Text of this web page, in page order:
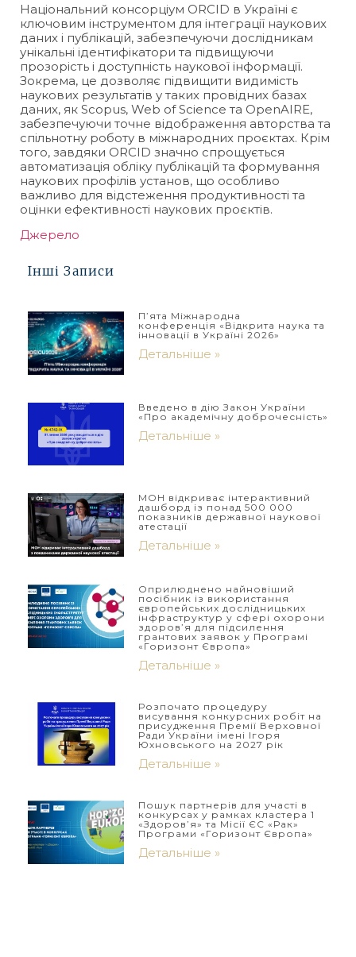
Національний консорціум ORCID в Україні є
ключовим інструментом для інтеграції наукових
даних і публікацій, забезпечуючи дослідникам
унікальні ідентифікатори та підвищуючи
прозорість і доступність наукової інформації.
Зокрема, це дозволяє підвищити видимість
наукових результатів у таких провідних базах
даних, як Scopus, Web of Science та OpenAIRE,
забезпечуючи точне відображення авторства та
спільнотну роботу в міжнародних проєктах. Крім
того, завдяки ORCID значно спрощується
автоматизація обліку публікацій та формування
наукових профілів установ, що особливо
важливо для відстеження продуктивності та
оцінки ефективності наукових проєктів.
Джерело
Інші Записи
П’ята Міжнародна
конференція «Відкрита наука та
інновації в Україні 2026»
Детальніше »
Введено в дію Закон України
«Про академічну доброчесність»
Детальніше »
МОН відкриває інтерактивний
дашборд із понад 500 000
показників державної наукової
атестації
Детальніше »
Оприлюднено найновіший
посібник із використання
європейських дослідницьких
інфраструктур у сфері охорони
здоров’я для підсилення
грантових заявок у Програмі
«Горизонт Європа»
Детальніше »
Розпочато процедуру
висування конкурсних робіт на
присудження Премії Верховної
Ради України імені Ігоря
Юхновського на 2027 рік
Детальніше »
Пошук партнерів для участі в
конкурсах у рамках кластера 1
«Здоров’я» та Місії ЄС «Рак»
Програми «Горизонт Європа»
Детальніше »